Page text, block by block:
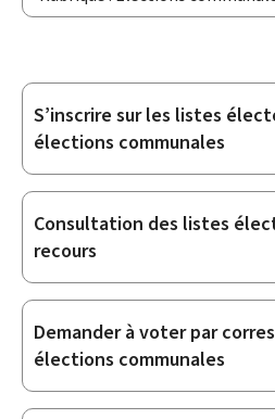
Sous-
rubriques
S’inscrire sur les listes
élections communales
Consultation des listes
recours
Demander à voter par
élections communales